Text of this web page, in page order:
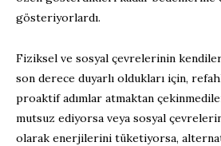
gösteriyorlardı.
Fiziksel ve sosyal çevrelerinin
son derece duyarlı oldukları için,
proaktif adımlar atmaktan
mutsuz ediyorsa veya sosyal
olarak enerjilerini tüketiyorsa,